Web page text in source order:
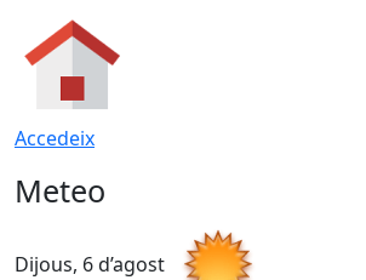
Accedeix
Meteo
Dijous, 6 d’agost